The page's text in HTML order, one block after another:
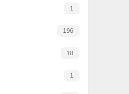
1
196
18
1